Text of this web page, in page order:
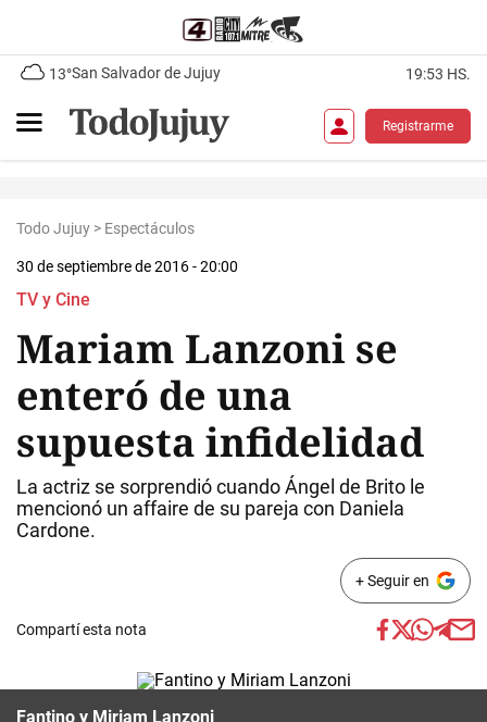
13°San Salvador de Jujuy 19:53 HS.
Registrarme
Todo Jujuy > Espectáculos
30 de septiembre de 2016 - 20:00
TV y Cine
Mariam Lanzoni se
enteró de una
supuesta infidelidad
La actriz se sorprendió cuando Ángel de Brito le
mencionó un affaire de su pareja con Daniela
Cardone.
+ Seguir en
Compartí esta nota
Fantino y Miriam Lanzoni